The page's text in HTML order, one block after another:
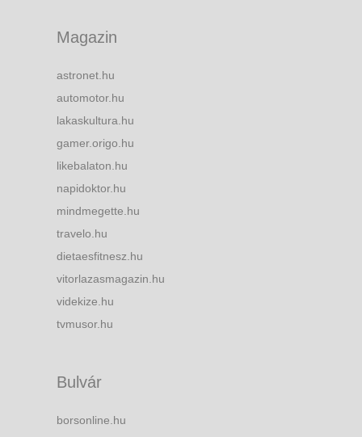
Magazin
astronet.hu
automotor.hu
lakaskultura.hu
gamer.origo.hu
likebalaton.hu
napidoktor.hu
mindmegette.hu
travelo.hu
dietaesfitnesz.hu
vitorlazasmagazin.hu
videkize.hu
tvmusor.hu
Bulvár
borsonline.hu